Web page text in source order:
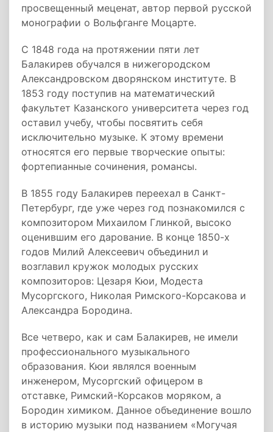
просвещенный меценат, автор первой русской
монографии о Вольфганге Моцарте.
С 1848 года на протяжении пяти лет
Балакирев обучался в нижегородском
Александровском дворянском институте. В
1853 году поступив на математический
факультет Казанского университета через год
оставил учебу, чтобы посвятить себя
исключительно музыке. К этому времени
относятся его первые творческие опыты:
фортепианные сочинения, романсы.
В 1855 году Балакирев переехал в Санкт-
Петербург, где уже через год познакомился с
композитором Михаилом Глинкой, высоко
оценившим его дарование. В конце 1850-х
годов Милий Алексеевич объединил и
возглавил кружок молодых русских
композиторов: Цезаря Кюи, Модеста
Мусоргского, Николая Римского-Корсакова и
Александра Бородина.
Все четверо, как и сам Балакирев, не имели
профессионального музыкального
образования. Кюи являлся военным
инженером, Мусоргский офицером в
отставке, Римский-Корсаков моряком, а
Бородин химиком. Данное объединение вошло
в историю музыки под названием «Могучая